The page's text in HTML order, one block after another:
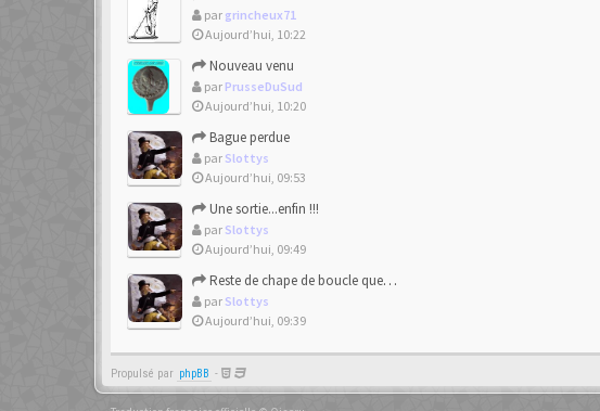
par grincheux71
Aujourd’hui, 10:22
Nouveau venu
par PrusseDuSud
Aujourd’hui, 10:20
Bague perdue
par Slottys
Aujourd’hui, 09:53
Une sortie...enfin !!!
par Slottys
Aujourd’hui, 09:49
Reste de chape de boucle queue de poisson bipartite 17/18eme
par Slottys
Aujourd’hui, 09:39
Propulsé par phpBB -